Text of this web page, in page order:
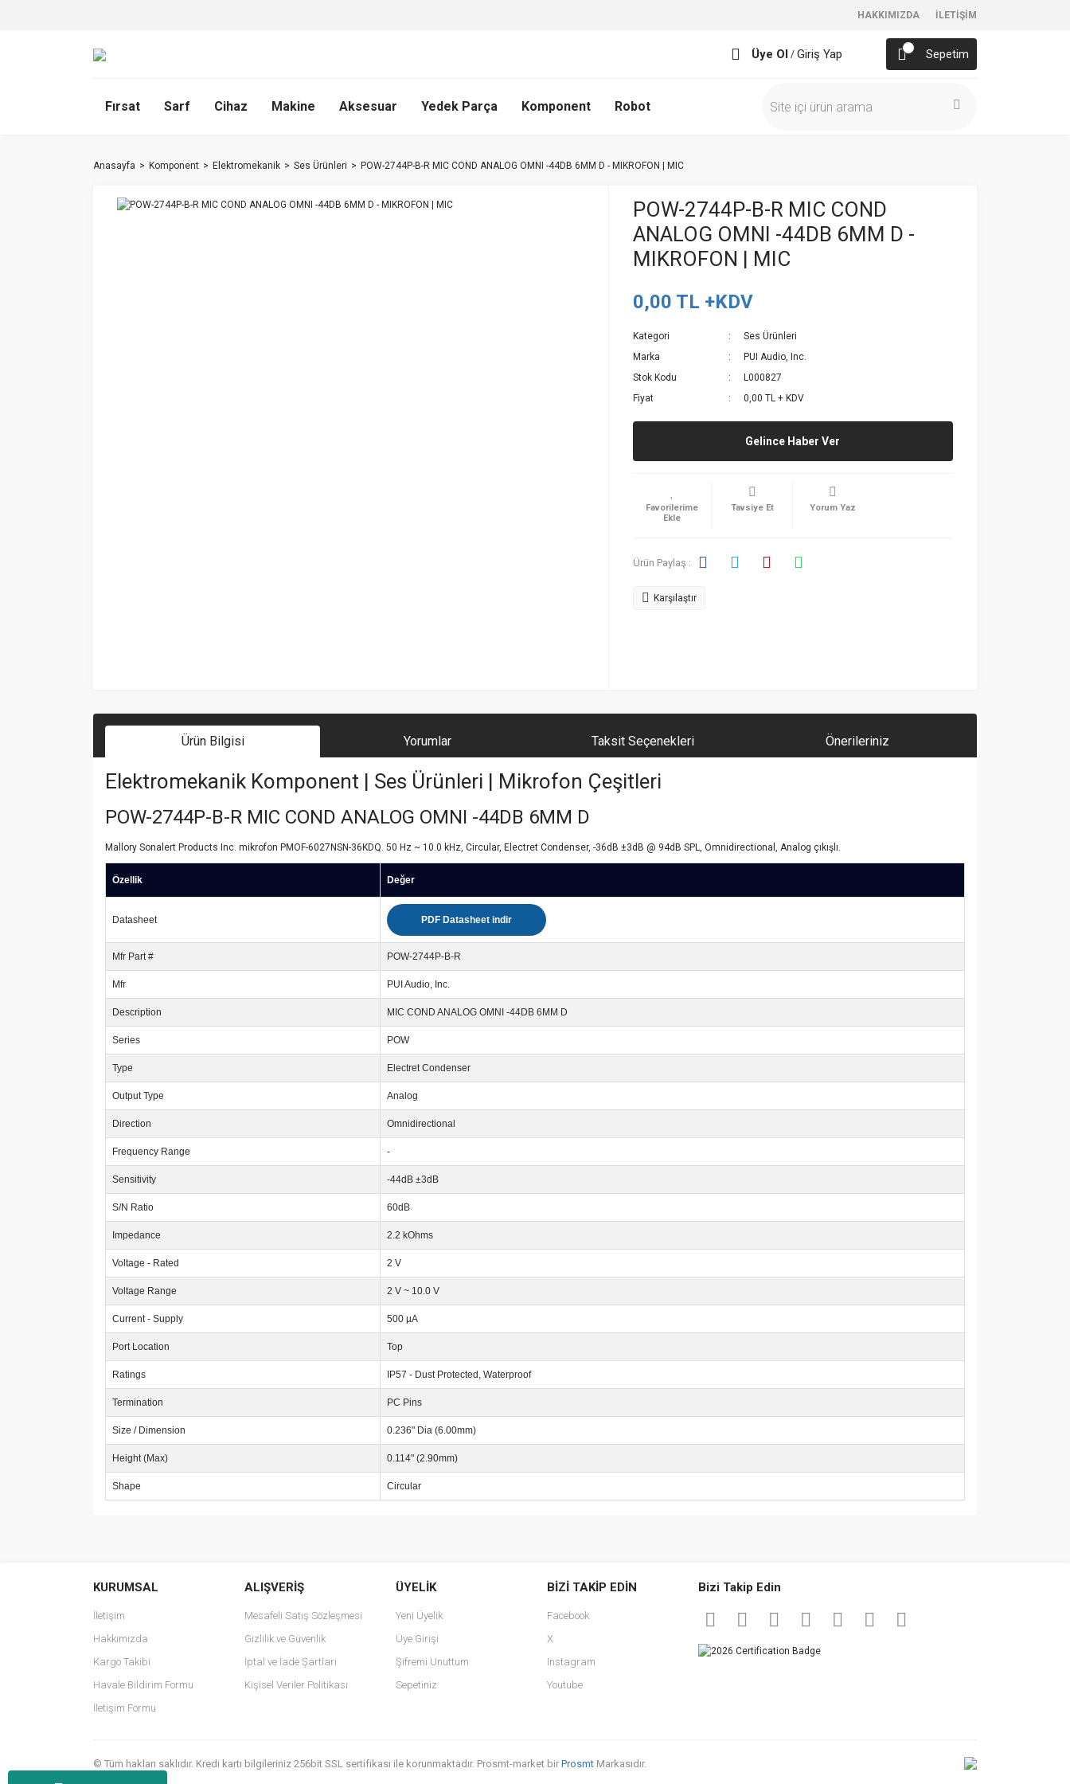
HAKKIMIZDA İLETİŞİM
Üye Ol / Giriş Yap Sepetim
Fırsat Sarf Cihaz Makine Aksesuar Yedek Parça Komponent Robot
Anasayfa Komponent Elektromekanik Ses Ürünleri POW-2744P-B-R MIC COND ANALOG OMNI -44DB 6MM D - MIKROFON | MIC
POW-2744P-B-R MIC COND
ANALOG OMNI -44DB 6MM D -
MIKROFON | MIC
0,00 TL +KDV
Kategori
Ses Ürünleri
Marka
PUI Audio, Inc.
Stok Kodu
L000827
Fiyat
0,00 TL + KDV
Gelince Haber Ver
Tavsiye Et Yorum Yaz
Ürün Paylaş :
Karşılaştır
Ürün Bilgisi Yorumlar Taksit Seçenekleri Önerileriniz
Elektromekanik Komponent | Ses Ürünleri | Mikrofon Çeşitleri
POW-2744P-B-R MIC COND ANALOG OMNI -44DB 6MM D
Mallory Sonalert Products Inc. mikrofon PMOF-6027NSN-36KDQ. 50 Hz ~ 10.0 kHz, Circular, Electret Condenser, -36dB ±3dB @ 94dB SPL, Omnidirectional, Analog çıkışlı.
Özellik Değer
Datasheet PDF Datasheet indir
Mfr Part # POW-2744P-B-R
Mfr PUI Audio, Inc.
Description MIC COND ANALOG OMNI -44DB 6MM D
Series POW
Type Electret Condenser
Output Type Analog
Direction Omnidirectional
Frequency Range -
Sensitivity -44dB ±3dB
S/N Ratio 60dB
Impedance 2.2 kOhms
Voltage - Rated 2 V
Voltage Range 2 V ~ 10.0 V
Current - Supply 500 µA
Port Location Top
Ratings IP57 - Dust Protected, Waterproof
Termination PC Pins
Size / Dimension 0.236" Dia (6.00mm)
Height (Max) 0.114" (2.90mm)
Shape Circular
Ürün resmi kalitesiz, bozuk veya görüntülenemiyor.
Ürün açıklamasında eksik bilgiler bulunuyor.
Ürün bilgilerinde hatalar bulunuyor.
Ürün fiyatı diğer sitelerden daha pahalı.
KURUMSAL
İletişim
Hakkımızda
Kargo Takibi
Havale Bildirim Formu
İletişim Formu
ALIŞVERİŞ
Mesafeli Satış Sözleşmesi
Gizlilik ve Güvenlik
İptal ve İade Şartları
Kişisel Veriler Politikası
ÜYELİK
Yeni Üyelik
Üye Girişi
Şifremi Unuttum
Sepetiniz
BİZİ TAKİP EDİN
Facebook
X
Instagram
Youtube
Bizi Takip Edin
© Tüm hakları saklıdır. Kredi kartı bilgileriniz 256bit SSL sertifikası ile korunmaktadır. Prosmt-market bir Prosmt Markasıdır.